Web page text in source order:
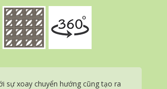
sự xoay chuyển hướng cũng tạo ra